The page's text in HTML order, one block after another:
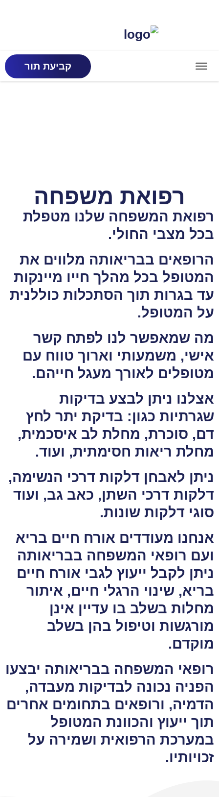
קביעת תור
רפואת משפחה
רפואת המשפחה שלנו מטפלת
בכל מצבי החולי.
הרופאים בבריאותה מלווים את
המטופל בכל מהלך חייו מיינקות
עד בגרות תוך הסתכלות כוללנית
על המטופל.
מה שמאפשר לנו לפתח קשר
אישי, משמעותי וארוך טווח עם
מטופלים לאורך מעגל חייהם.
אצלנו ניתן לבצע בדיקות
שגרתיות כגון: בדיקת יתר לחץ
דם, סוכרת, מחלת לב איסכמית,
מחלת ריאות חסימתית, ועוד.
ניתן לאבחן דלקות דרכי הנשימה,
דלקות דרכי השתן, כאב גב, ועוד
סוגי דלקות שונות.
אנחנו מעודדים אורח חיים בריא
ועם רופאי המשפחה בבריאותה
ניתן לקבל ייעוץ לגבי אורח חיים
בריא, שינוי הרגלי חיים, איתור
מחלות בשלב בו עדיין אינן
מורגשות וטיפול בהן בשלב
מוקדם.
רופאי המשפחה בבריאותה יבצעו
הפניה נכונה לבדיקות מעבדה,
הדמיה, ורופאים בתחומים אחרים
תוך ייעוץ והכוונת המטופל
במערכת הרפואית ושמירה על
זכויותיו.